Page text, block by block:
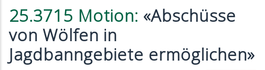
25.3715 Motion: «Abschüsse
von Wölfen in
Jagdbanngebiete ermöglichen»